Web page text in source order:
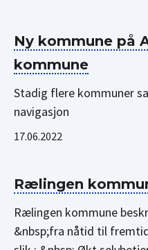
Ny kommune på
kommune
Stadig flere kommuner
navigasjon
17.06.2022
Rælingen
Rælingen kommune
&nbsp;fra nåtid til